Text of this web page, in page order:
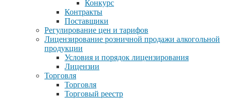
Конкурс
Контракты
Поставщики
Регулирование цен и тарифов
Лицензирование розничной продажи алкогольной
продукции
Условия и порядок лицензирования
Лицензии
Торговля
Торговля
Торговый реестр